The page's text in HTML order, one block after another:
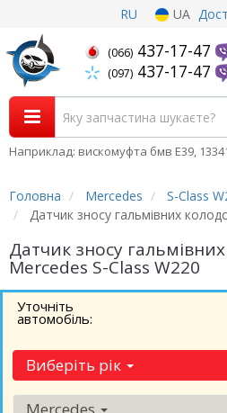
RU UA
(066) 437-17-47
(097) 437-17-47
Наприклад: вискомуфта бмв Е39,
Головна Mercedes
S-Class
Датчик зносу гальмівних
Датчик зносу
Mercedes S-Class W220
Уточніть
автомобіль:
Виберіть рік